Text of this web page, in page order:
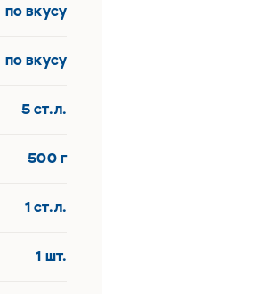
по вкусу
по вкусу
5 ст.л.
500 г
1 ст.л.
1 шт.